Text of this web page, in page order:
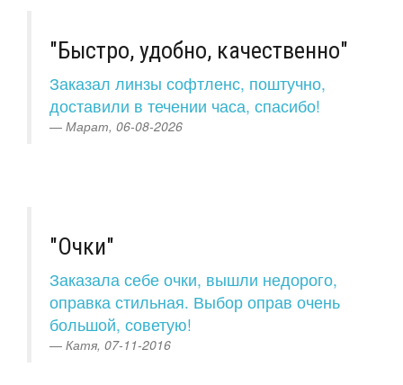
"Быстро, удобно, качественно"
Заказал линзы софтленс, поштучно,
доставили в течении часа, спасибо!
Марат, 06-08-2026
"Очки"
Заказала себе очки, вышли недорого,
оправка стильная. Выбор оправ очень
большой, советую!
Катя, 07-11-2016